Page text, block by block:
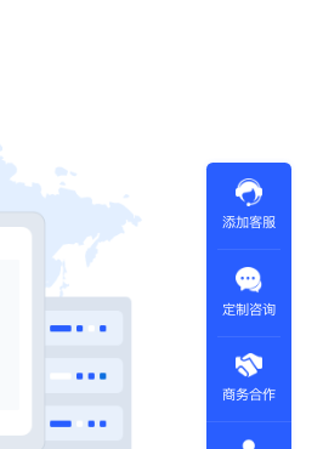
添加客服
定制咨询
商务合作